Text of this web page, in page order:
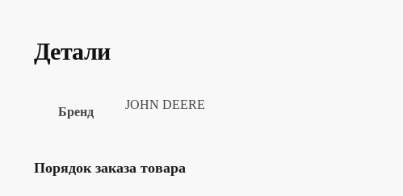
Детали
Бренд
JOHN DEERE
Порядок заказа товара